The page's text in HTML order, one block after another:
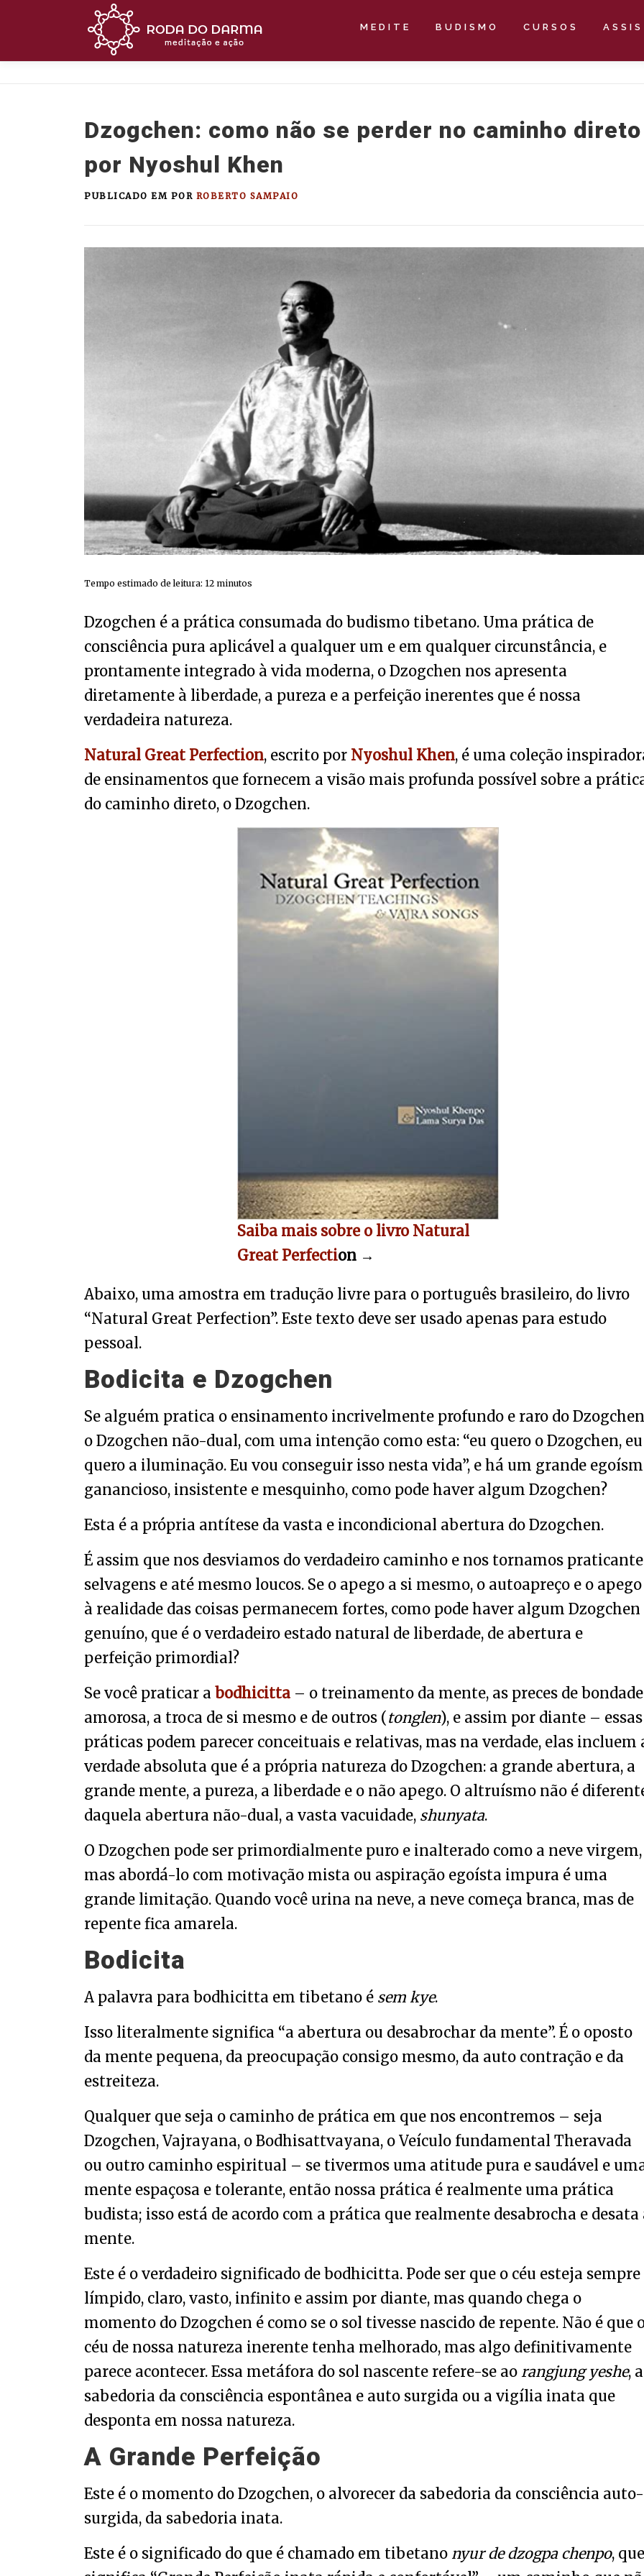
o
MEDITE BUDISMO CURSOS
Dzogchen: como não se perder no caminho direto
por Nyoshul Khen
PUBLICADO EM POR ROBERTO SAMPAIO
Tempo estimado de leitura: 12 minutos
Dzogchen é a prática consumada do budismo tibetano. Uma prática de
consciência pura aplicável a qualquer um e em qualquer circunstância, e
prontamente integrado à vida moderna, o Dzogchen nos apresenta
diretamente à liberdade, a pureza e a perfeição inerentes que é nossa
verdadeira natureza.
Natural Great Perfection, escrito por Nyoshul Khen, é uma coleção
de ensinamentos que fornecem a visão mais profunda possível sobre a
do caminho direto, o Dzogchen.
Saiba mais sobre o livro Natural
Great Perfection →
Abaixo, uma amostra em tradução livre para o português brasileiro, do livro
“Natural Great Perfection”. Este texto deve ser usado apenas para estudo
pessoal.
Bodicita e Dzogchen
Se alguém pratica o ensinamento incrivelmente profundo e raro do
o Dzogchen não-dual, com uma intenção como esta: “eu quero o Dzogchen, eu
quero a iluminação. Eu vou conseguir isso nesta vida”, e há um grande
ganancioso, insistente e mesquinho, como pode haver algum Dzogchen?
Esta é a própria antítese da vasta e incondicional abertura do Dzogchen.
É assim que nos desviamos do verdadeiro caminho e nos tornamos
selvagens e até mesmo loucos. Se o apego a si mesmo, o autoapreço e o apego
à realidade das coisas permanecem fortes, como pode haver algum Dzogchen
genuíno, que é o verdadeiro estado natural de liberdade, de abertura e
perfeição primordial?
Se você praticar a bodhicitta – o treinamento da mente, as preces de bondade
amorosa, a troca de si mesmo e de outros (tonglen), e assim por diante – essas
práticas podem parecer conceituais e relativas, mas na verdade, elas incluem
verdade absoluta que é a própria natureza do Dzogchen: a grande abertura, a
grande mente, a pureza, a liberdade e o não apego. O altruísmo não é
daquela abertura não-dual, a vasta vacuidade, shunyata.
O Dzogchen pode ser primordialmente puro e inalterado como a neve virgem,
mas abordá-lo com motivação mista ou aspiração egoísta impura é uma
grande limitação. Quando você urina na neve, a neve começa branca, mas de
repente fica amarela.
Bodicita
A palavra para bodhicitta em tibetano é sem kye.
Isso literalmente significa “a abertura ou desabrochar da mente”. É o oposto
da mente pequena, da preocupação consigo mesmo, da auto contração e da
estreiteza.
Qualquer que seja o caminho de prática em que nos encontremos – seja
Dzogchen, Vajrayana, o Bodhisattvayana, o Veículo fundamental Theravada
ou outro caminho espiritual – se tivermos uma atitude pura e saudável e
mente espaçosa e tolerante, então nossa prática é realmente uma prática
budista; isso está de acordo com a prática que realmente desabrocha e desata
mente.
Este é o verdadeiro significado de bodhicitta. Pode ser que o céu esteja sempre
límpido, claro, vasto, infinito e assim por diante, mas quando chega o
momento do Dzogchen é como se o sol tivesse nascido de repente. Não é que
céu de nossa natureza inerente tenha melhorado, mas algo definitivamente
parece acontecer. Essa metáfora do sol nascente refere-se ao rangjung yeshe, a
sabedoria da consciência espontânea e auto surgida ou a vigília inata que
desponta em nossa natureza.
A Grande Perfeição
Este é o momento do Dzogchen, o alvorecer da sabedoria da consciência auto-
surgida, da sabedoria inata.
Este é o significado do que é chamado em tibetano nyur de dzogpa chenpo, que